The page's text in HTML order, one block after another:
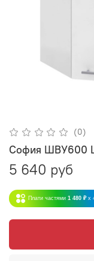
(0)
София ШВУ600
5 640 руб
Плати частями 1 480 ₽ x